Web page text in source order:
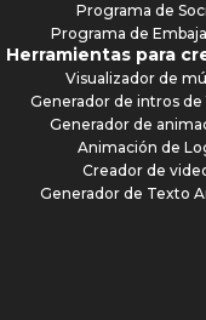
Programa de
Programa de
Herramientas para
Visualizador de
Generador de intros de
Generador de
Animación de
Creador de
Generador de Texto